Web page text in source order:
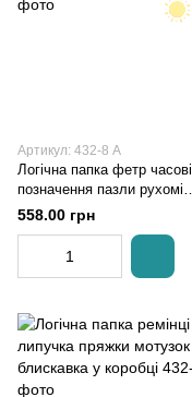
Артикул: 432-8 A
Логічна папка фетр часові
позначення пазли рухомі
шестерні ремінці липучки
пряжки в коробці
558.00 грн